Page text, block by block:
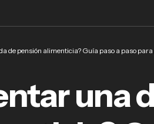
de pensión alimenticia? Guía paso a paso
una